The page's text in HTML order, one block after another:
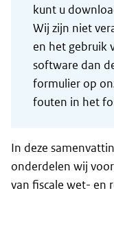
kunt u
Wij zijn niet
en het gebruik
software dan
formulier op
fouten in het
In deze
onderdelen wij
van fiscale wet- en